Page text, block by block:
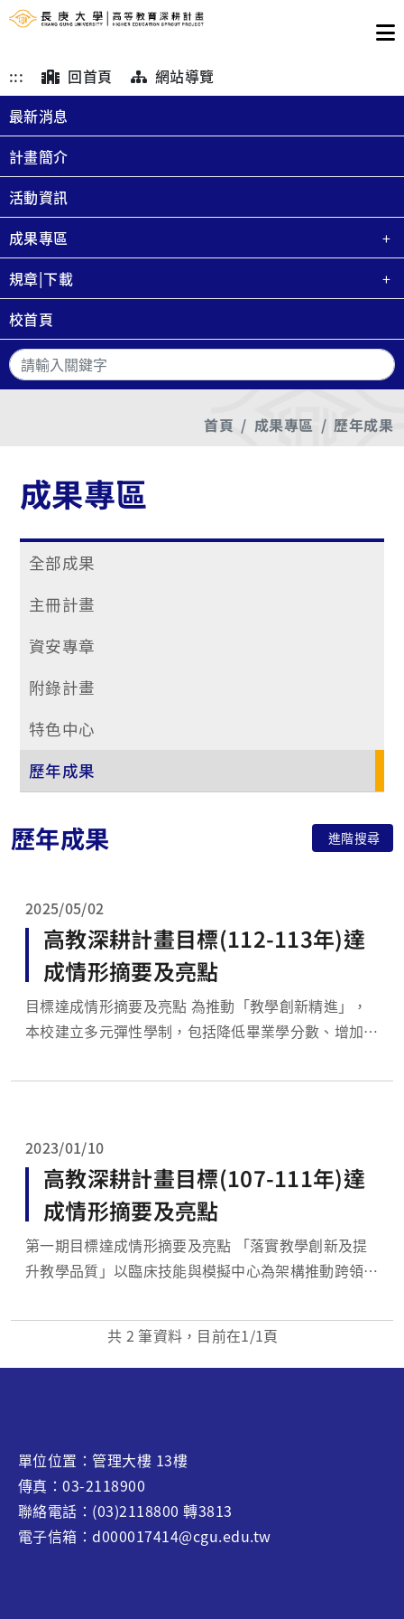
::: 回首頁
網站導覽
最新消息
計畫簡介
活動資訊
成果專區
規章|下載
校首頁
搜
首頁 成果專區 歷年成果
成果專區
全部成果
主冊計畫
資安專章
附錄計畫
特色中心
歷年成果
歷年成果 進階搜尋
2025/05/02
高教深耕計畫目標(112-113年)達
成情形摘要及亮點
目標達成情形摘要及亮點 為推動「教學創新精進」，
本校建立多元彈性學制，包括降低畢業學分數、增加暑
領域學分學程，以培養學生跨領域及數位能力的發展。
2023/01/10
高教深耕計畫目標(107-111年)達
成情形摘要及亮點
第一期目標達成情形摘要及亮點 「落實教學創新及提
升教學品質」以臨床技能與模擬中心為架構推動跨領域
考試（OSCE）等，五年來舉辦各種臨床技能教學131
場次及跨領域臨床醫療模擬訓練18場次。推動暑期跨
領域專業學程修課達876人，並有73人以暑...
共 2 筆資料，目前在1/1頁
單位位置：管理大樓 13樓
傳真：03-2118900
聯絡電話：(03)2118800 轉3813
電子信箱：d000017414@cgu.edu.tw